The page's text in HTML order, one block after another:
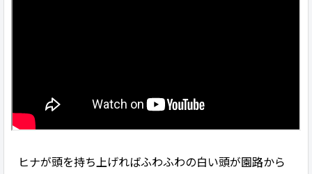
ヒナが頭を持ち上げればふわふわの白い頭が園路から